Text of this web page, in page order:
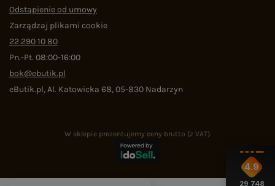
Odstąpienie od umowy
Zarządzaj plikami cookie
22 290 10 80
Pn.-Pt. 08:00-16:00
bok@ebutik.pl
eButik.pl,Al. Katowicka 68,05-830 Nadarzyn
W sklepie prezentujemy ceny brutto (z VAT).
4.9
29 748